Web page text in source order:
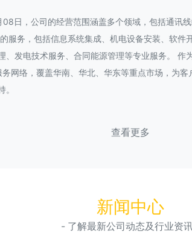
日，公司的经营范围涵盖多个领域，包括通讯
服务，包括信息系统集成、机电设备安装、软
发电技术服务、合同能源管理等专业服务。
网络，覆盖华南、华北、华东等重点市场，为
查看更多
新闻中心
- 了解最新公司动态及行业资